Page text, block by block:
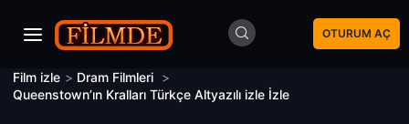
OTURUM AÇ
Film izle > Dram Filmleri >
Queenstown’ın Kralları Türkçe Altyazılı izle İzle